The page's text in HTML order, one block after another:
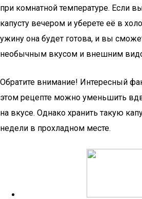
при комнатной температуре. Если
капусту вечером и уберете её в
ужину она будет готова, и вы
необычным вкусом и внешним
Обратите внимание! Интересный
этом рецепте можно уменьшить
на вкусе. Однако хранить такую
недели в прохладном месте.